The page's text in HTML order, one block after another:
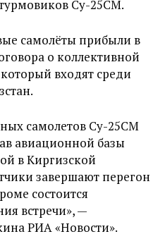
Су-25СМ.
самолёты прибыли в
о коллективной
входят среди
самолетов Су-25СМ
авиационной базы
в Киргизской
завершают перегон
состоится
встречи», —
РИА «Новости».